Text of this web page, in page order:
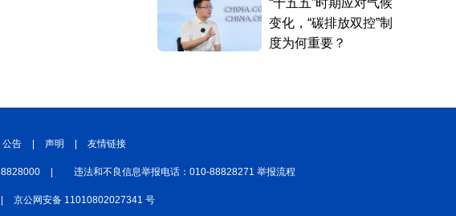
公告 声明 友情链接
违法和不良信息举报电话：010-88828271 举报流程
京公网安备 11010802027341 号